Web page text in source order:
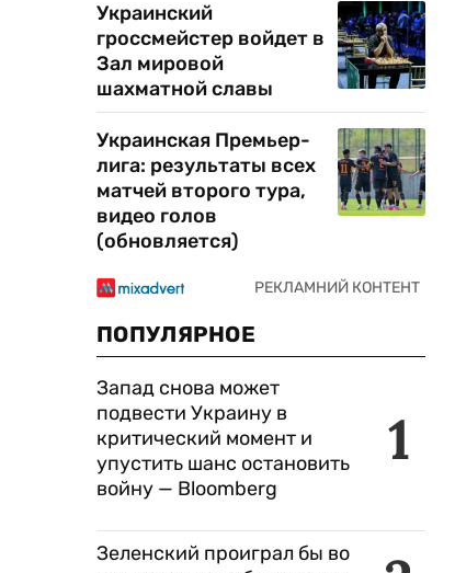
Украинский
гроссмейстер войдет в
Зал мировой
шахматной славы
Украинская Премьер-
лига: результаты всех
матчей второго тура,
видео голов
(обновляется)
ПОПУЛЯРНОЕ
1
Запад снова может
подвести Украину в
критический момент и
упустить шанс остановить
войну — Bloomberg
Зеленский проиграл бы во